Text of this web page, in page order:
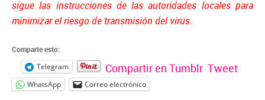
sigue las instrucciones de las autoridades locales para
minimizar el riesgo de transmisión del virus.
Comparte esto:
Telegram Compartir en Tumblr Tweet
WhatsApp Correo electrónico